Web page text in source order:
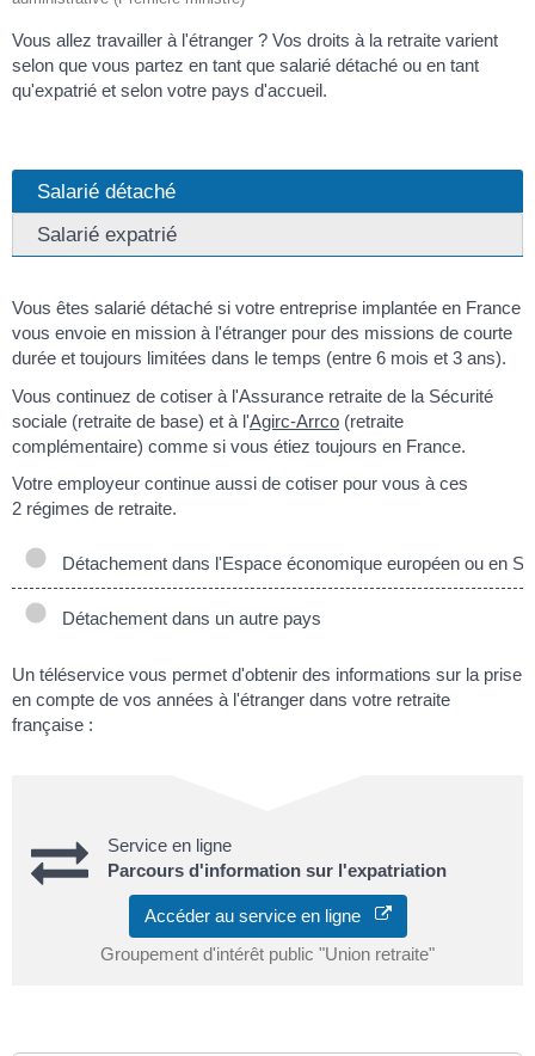
Vous allez travailler à l'étranger ? Vos droits à la retraite varient
selon que vous partez en tant que salarié détaché ou en tant
qu'expatrié et selon votre pays d'accueil.
Salarié détaché
Salarié expatrié
Vous êtes salarié détaché si votre entreprise implantée en France
vous envoie en mission à l'étranger pour des missions de courte
durée et toujours limitées dans le temps (entre 6 mois et 3 ans).
Vous continuez de cotiser à l'Assurance retraite de la Sécurité
sociale (retraite de base) et à l'Agirc-Arrco (retraite
complémentaire) comme si vous étiez toujours en France.
Votre employeur continue aussi de cotiser pour vous à ces
2 régimes de retraite.
Détachement dans l'Espace économique européen ou en
Détachement dans un autre pays
Un téléservice vous permet d'obtenir des informations sur la prise
en compte de vos années à l'étranger dans votre retraite
française :
Service en ligne
Parcours d'information sur l'expatriation
Accéder au service en ligne
Groupement d'intérêt public "Union retraite"